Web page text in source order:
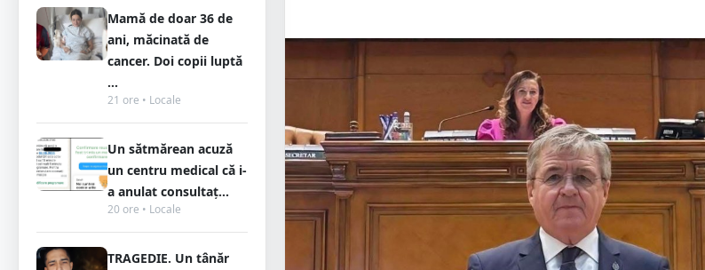
Mamă de doar 36 de
ani, măcinată de
cancer. Doi copii luptă
...
21 ore • Locale
Un sătmărean acuză
un centru medical că i-
a anulat consultaț...
20 ore • Locale
TRAGEDIE. Un tânăr